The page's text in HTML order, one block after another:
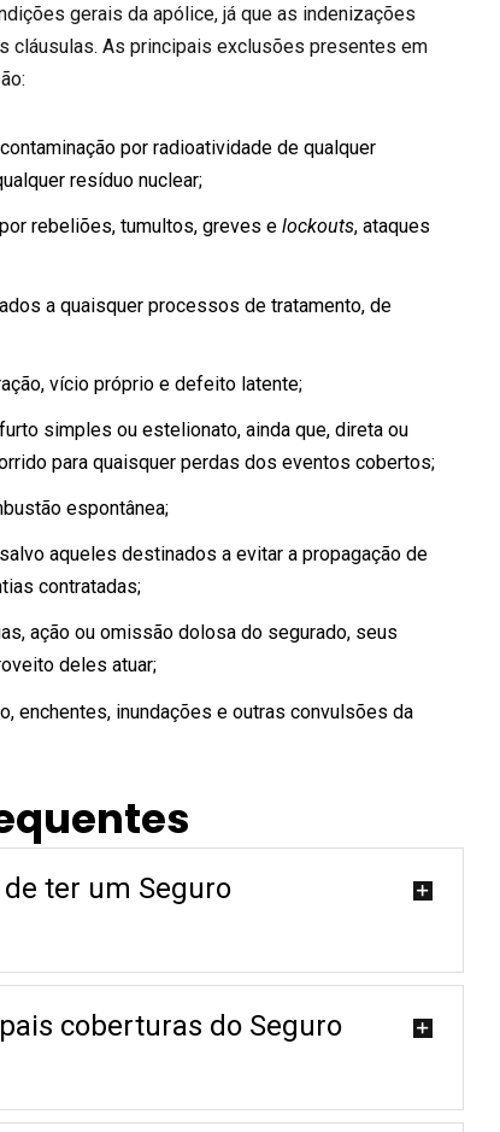
gerais da apólice, já que as indenizações
cláusulas. As principais exclusões presentes em
por radioatividade de qualquer
resíduo nuclear;
rebeliões, tumultos, greves elockouts, ataques
a quaisquer processos de tratamento, de
vício próprio e defeito latente;
simples ou estelionato, ainda que, direta ou
para quaisquer perdas dos eventos cobertos;
espontânea;
aqueles destinados a evitar a propagação de
contratadas;
ação ou omissão dolosa do segurado, seus
deles atuar;
enchentes, inundações e outras convulsões da
ter um Seguro
coberturas do Seguro